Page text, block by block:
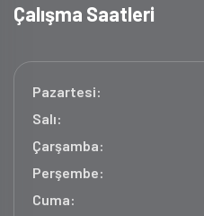
Çalışma Saatleri
Pazartesi:
Salı:
Çarşamba:
Perşembe:
Cuma: